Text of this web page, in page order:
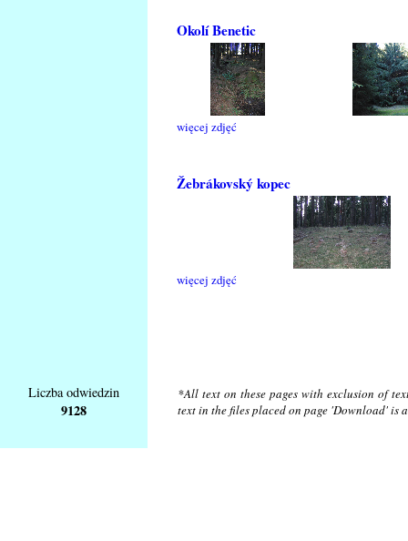
Okolí Benetic
więcej zdjęć
Žebrákovský kopec
więcej zdjęć
Liczba odwiedzin
9128
*All text on these pages with exclusion of
text in the files placed on page 'Download'